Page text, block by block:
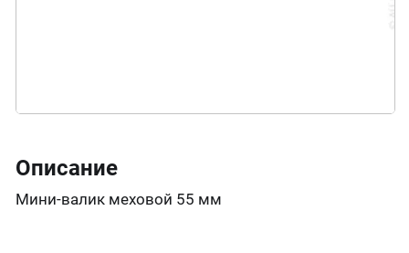
Описание
Мини-валик меховой 55 мм